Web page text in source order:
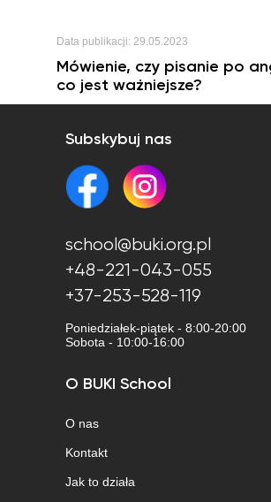
Data publikacji: 29.05.2023
Mówienie, czy pisanie po
co jest ważniejsze?
Subskybuj nas
school@buki.org.pl
+48-221-043-055
+37-253-528-119
Poniedziałek-piątek - 8:00-20:00
Sobota - 10:00-16:00
O BUKI School
O nas
Kontakt
Jak to działa